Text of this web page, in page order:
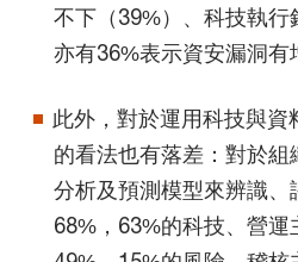
不下（39%）、科技執行
亦有36%表示資安漏洞有
此外，對於運用科技與資
的看法也有落差：對於
分析及預測模型來辨識
68%，63%的科技、營